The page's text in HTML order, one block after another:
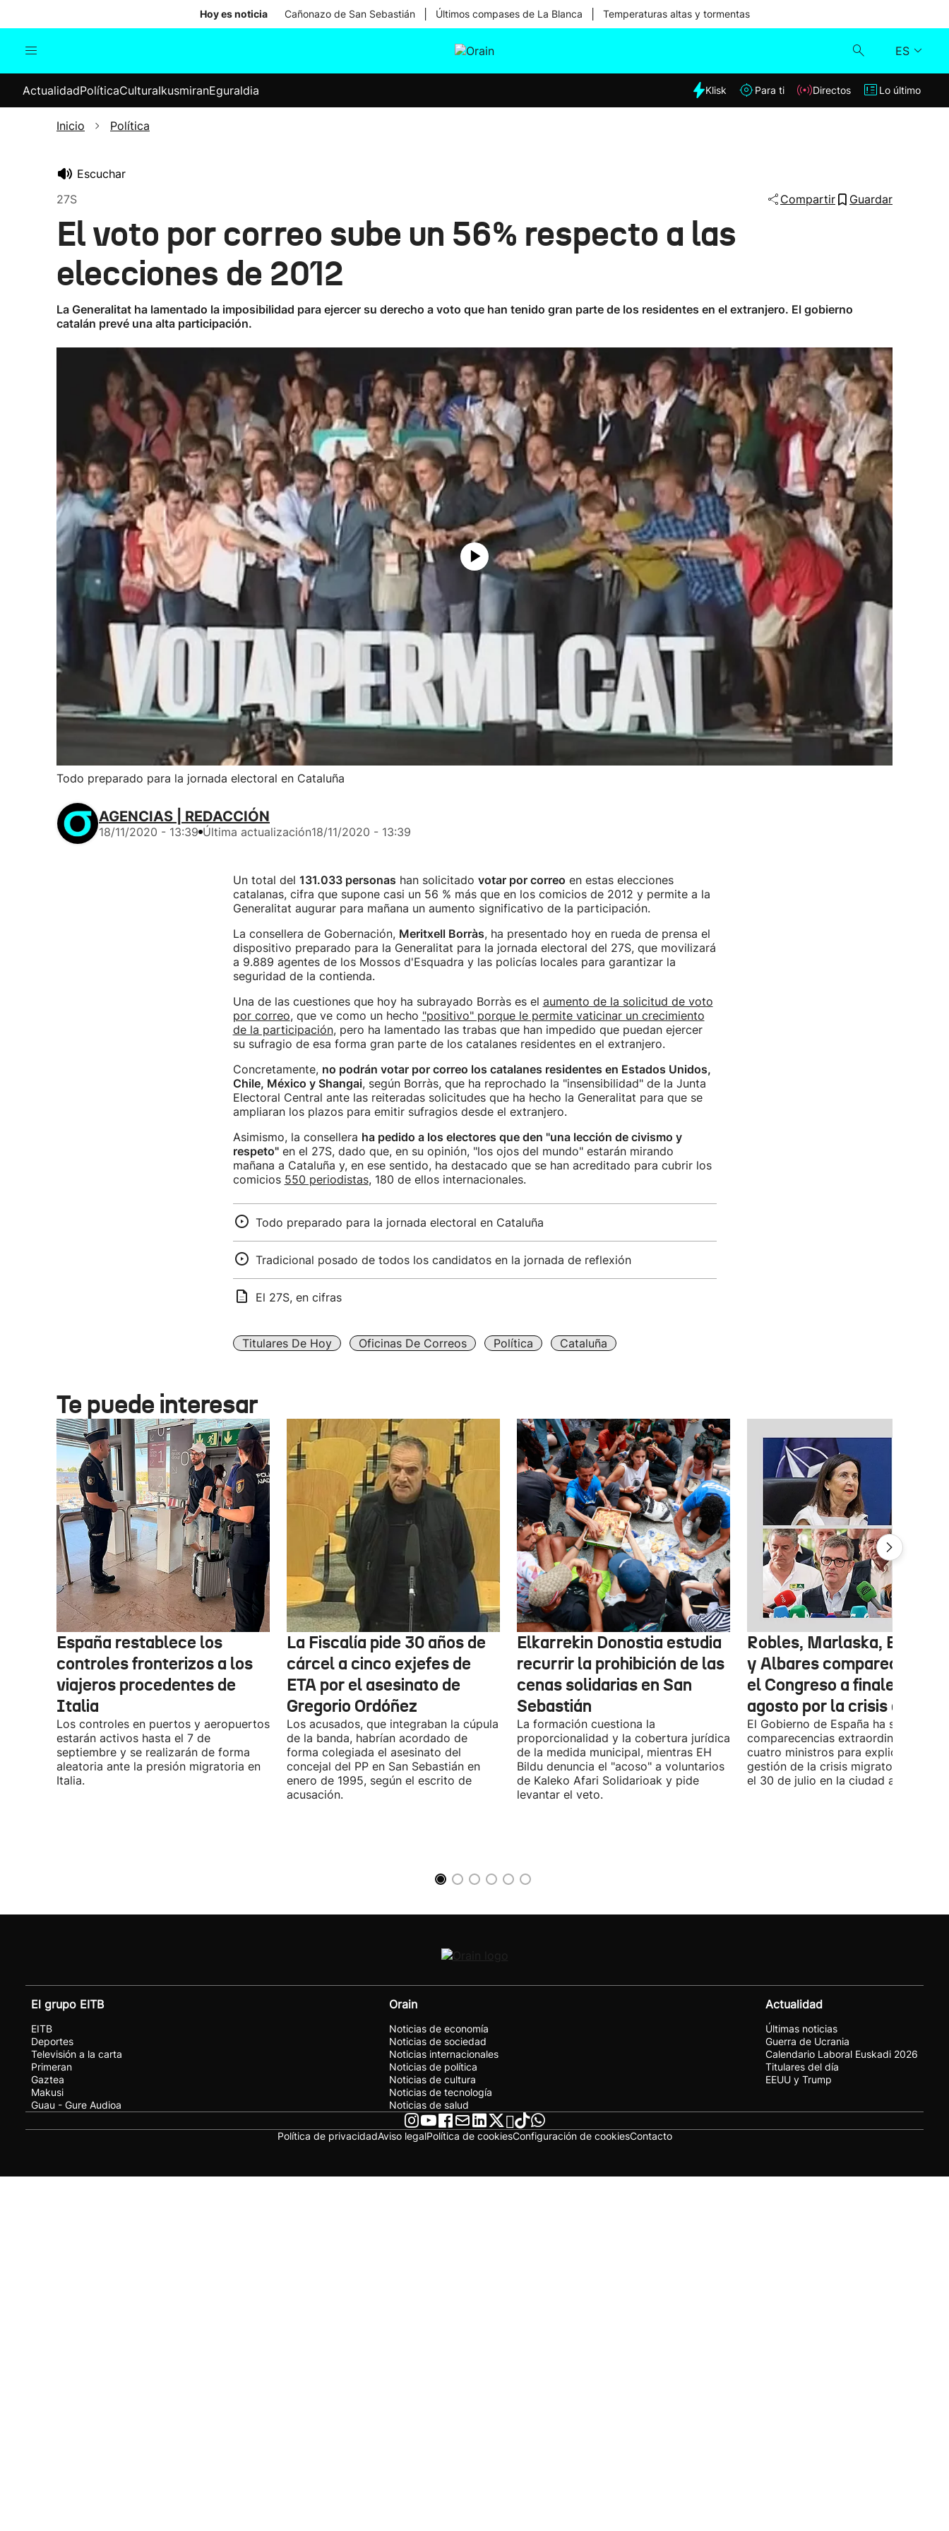
Hoy es noticia Cañonazo de San Sebastián Últimos compases de La Blanca Temperaturas altas y tormentas
ES
Internacional
Elecciones
Klisk
ActualidadPolíticaCulturaIkusmiranEguraldia Klisk Para ti Directos Lo último
Inicio Política
Escuchar
27S
Compartir Guardar
El voto por correo sube un 56% respecto a las
elecciones de 2012
La Generalitat ha lamentado la imposibilidad para ejercer su derecho a voto que han tenido gran parte de los residentes en el extranjero. El gobierno
catalán prevé una alta participación.
Todo preparado para la jornada electoral en Cataluña
AGENCIAS | REDACCIÓN
18/11/2020 - 13:39 Última actualización18/11/2020 - 13:39
Un total del 131.033 personas han solicitado votar por correo en estas elecciones
catalanas, cifra que supone casi un 56 % más que en los comicios de 2012 y permite a la
Generalitat augurar para mañana un aumento significativo de la participación.
La consellera de Gobernación, Meritxell Borràs, ha presentado hoy en rueda de prensa el
dispositivo preparado para la Generalitat para la jornada electoral del 27S, que movilizará
a 9.889 agentes de los Mossos d'Esquadra y las policías locales para garantizar la
seguridad de la contienda.
Una de las cuestiones que hoy ha subrayado Borràs es el aumento de la solicitud de voto
por correo, que ve como un hecho "positivo" porque le permite vaticinar un crecimiento
de la participación, pero ha lamentado las trabas que han impedido que puedan ejercer
su sufragio de esa forma gran parte de los catalanes residentes en el extranjero.
Concretamente, no podrán votar por correo los catalanes residentes en Estados Unidos,
Chile, México y Shangai, según Borràs, que ha reprochado la "insensibilidad" de la Junta
Electoral Central ante las reiteradas solicitudes que ha hecho la Generalitat para que se
ampliaran los plazos para emitir sufragios desde el extranjero.
Asimismo, la consellera ha pedido a los electores que den "una lección de civismo y
respeto"en el 27S, dado que, en su opinión, "los ojos del mundo" estarán mirando
mañana a Cataluña y, en ese sentido, ha destacado que se han acreditado para cubrir los
comicios 550 periodistas, 180 de ellos internacionales.
Todo preparado para la jornada electoral en Cataluña
Tradicional posado de todos los candidatos en la jornada de reflexión
El 27S, en cifras
Titulares De Hoy Oficinas De Correos Política Cataluña
Te puede interesar
España restablece los
controles fronterizos a los
viajeros procedentes de
Italia
Los controles en puertos y aeropuertos
estarán activos hasta el 7 de
septiembre y se realizarán de forma
aleatoria ante la presión migratoria en
Italia.
La Fiscalía pide 30 años de
cárcel a cinco exjefes de
ETA por el asesinato de
Gregorio Ordóñez
Los acusados, que integraban la cúpula
de la banda, habrían acordado de
forma colegiada el asesinato del
concejal del PP en San Sebastián en
enero de 1995, según el escrito de
acusación.
Elkarrekin Donostia estudia
recurrir la prohibición de las
cenas solidarias en San
Sebastián
La formación cuestiona la
proporcionalidad y la cobertura jurídica
de la medida municipal, mientras EH
Bildu denuncia el "acoso" a voluntarios
de Kaleko Afari Solidarioak y pide
levantar el veto.
Robles, Marlaska, Bolaños
y Albares comparecerán
el Congreso a finales de
agosto por la crisis de
El Gobierno de España ha solicitado
comparecencias extraordinarias de
cuatro ministros para explicar la
gestión de la crisis migratoria
el 30 de julio en la ciudad autónoma.
El grupo EITB
EITB
Deportes
Televisión a la carta
Primeran
Gaztea
Makusi
Guau - Gure Audioa
Orain
Noticias de economía
Noticias de sociedad
Noticias internacionales
Noticias de política
Noticias de cultura
Noticias de tecnología
Noticias de salud
Actualidad
Últimas noticias
Guerra de Ucrania
Calendario Laboral Euskadi 2026
Titulares del día
EEUU y Trump
Política de privacidadAviso legalPolítica de cookiesConfiguración de cookiesContacto